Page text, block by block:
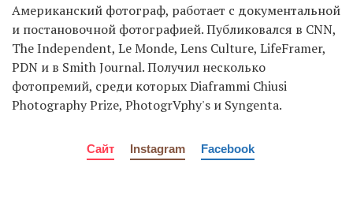
Американский фотограф, работает с документальной
и постановочной фотографией. Публиковался в CNN,
The Independent, Le Monde, Lens Culture, LifeFramer,
PDN и в Smith Journal. Получил несколько
фотопремий, среди которых Diaframmi Chiusi
Photography Prize, PhotogrVphy's и Syngenta.
Сайт Instagram Facebook